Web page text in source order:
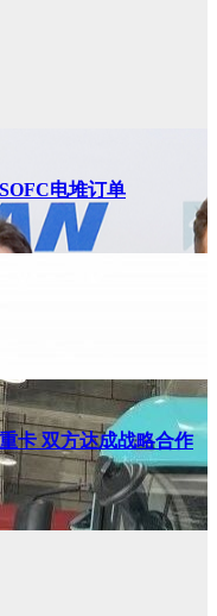
电堆订单
卡 双方达成战略合作